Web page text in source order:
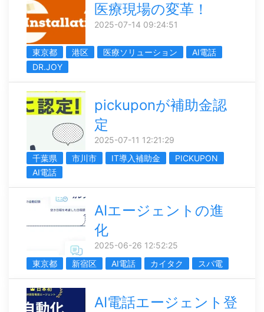
医療現場の変革！
2025-07-14 09:24:51
東京都 港区 医療ソリューション
AI電話
DR.JOY
pickuponが補助金認
定
2025-07-11 12:21:29
千葉県
市川市 IT導入補助金
PICKUPON
AI電話
AIエージェントの進
化
2025-06-26 12:52:25
東京都
新宿区 AI電話 カイタク スパ電
AI電話エージェント登